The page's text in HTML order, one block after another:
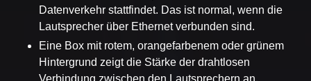
Datenverkehr stattfindet. Das ist normal, wenn die
Lautsprecher über Ethernet verbunden sind.
Eine Box mit rotem, orangefarbenem oder grünem
Hintergrund zeigt die Stärke der drahtlosen
Verbindung zwischen den Lautsprechern an.